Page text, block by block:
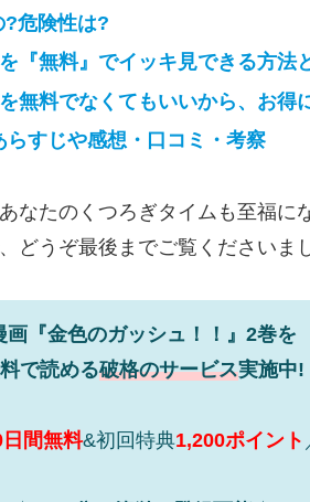
危険性は?
『無料』でイッキ見できる方法
無料でなくてもいいから、お得
らすじや感想・口コミ・考察
なたのくつろぎタイムも至福に
どうぞ最後までご覧くださいま
画『金色のガッシュ！！』2巻を
で読める破格のサービス実施中!
間無料&初回特典1,200ポイント